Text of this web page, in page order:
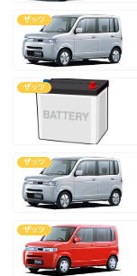
ザッツ
ザッツ
ザッツ
ザッツ